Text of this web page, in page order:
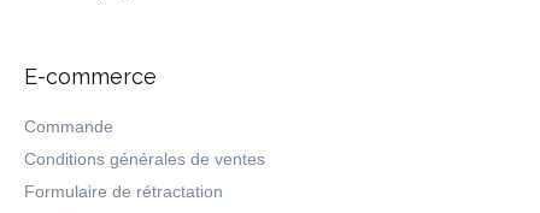
E-commerce
Commande
Conditions générales de ventes
Formulaire de rétractation